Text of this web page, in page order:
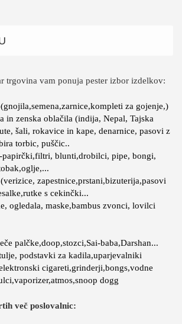
trgovina vam ponuja pester izbor izdelkov:
za gojenje,)
in zenska oblačila (indija, Nepal, Tajska
šali, rokavice in kape, denarnice, pasovi z
torbic, puščic..
papirčki,filtri, blunti,drobilci, pipe, bongi,
zapestnice,prstani,bizuterija,pasovi
s cekinčki...
ogledala, maske,bambus zvonci, lovilci
palčke,doop,stozci,Sai-baba,Darshan...
podstavki za kadila,uparjevalniki
cigareti,grinderji,bongs,vodne
dogg
več poslovalnic: